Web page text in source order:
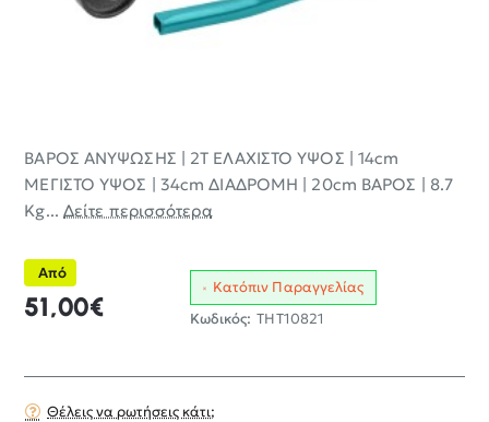
ΒΑΡΟΣ ΑΝΥΨΩΣΗΣ | 2Τ ΕΛΑΧΙΣΤΟ ΥΨΟΣ | 14cm
ΜΕΓΙΣΤΟ ΥΨΟΣ | 34cm ΔΙΑΔΡΟΜΗ | 20cm ΒΑΡΟΣ | 8.7
Kg... Δείτε περισσότερα
Από
51,00€
Κατόπιν Παραγγελίας
Κωδικός: THT10821
Θέλεις να ρωτήσεις κάτι;